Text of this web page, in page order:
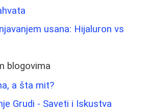
usana: Hijaluron vs
blogovima
a šta mit?
Grudi - Saveti i Iskustva